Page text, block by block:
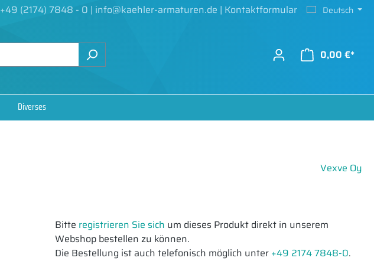
+49 (2174) 7848 - 0 | info@kaehler-armaturen.de | Kontaktformular Deutsch
0,00 €*
Diverses
Vexve Oy
Bitte registrieren Sie sich um dieses Produkt direkt in unserem
Webshop bestellen zu können.
Die Bestellung ist auch telefonisch möglich unter +49 2174 7848-0.